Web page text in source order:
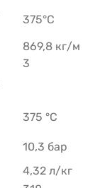
375°C
869,8 кг/м
3
375 °C
10,3 бар
4,32 л/кг